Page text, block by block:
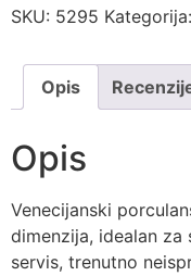
količina
SKU: 5295 Kategorija:
Opis
Opis
Venecijanski
dimenzija, idealan
servis, trenutno